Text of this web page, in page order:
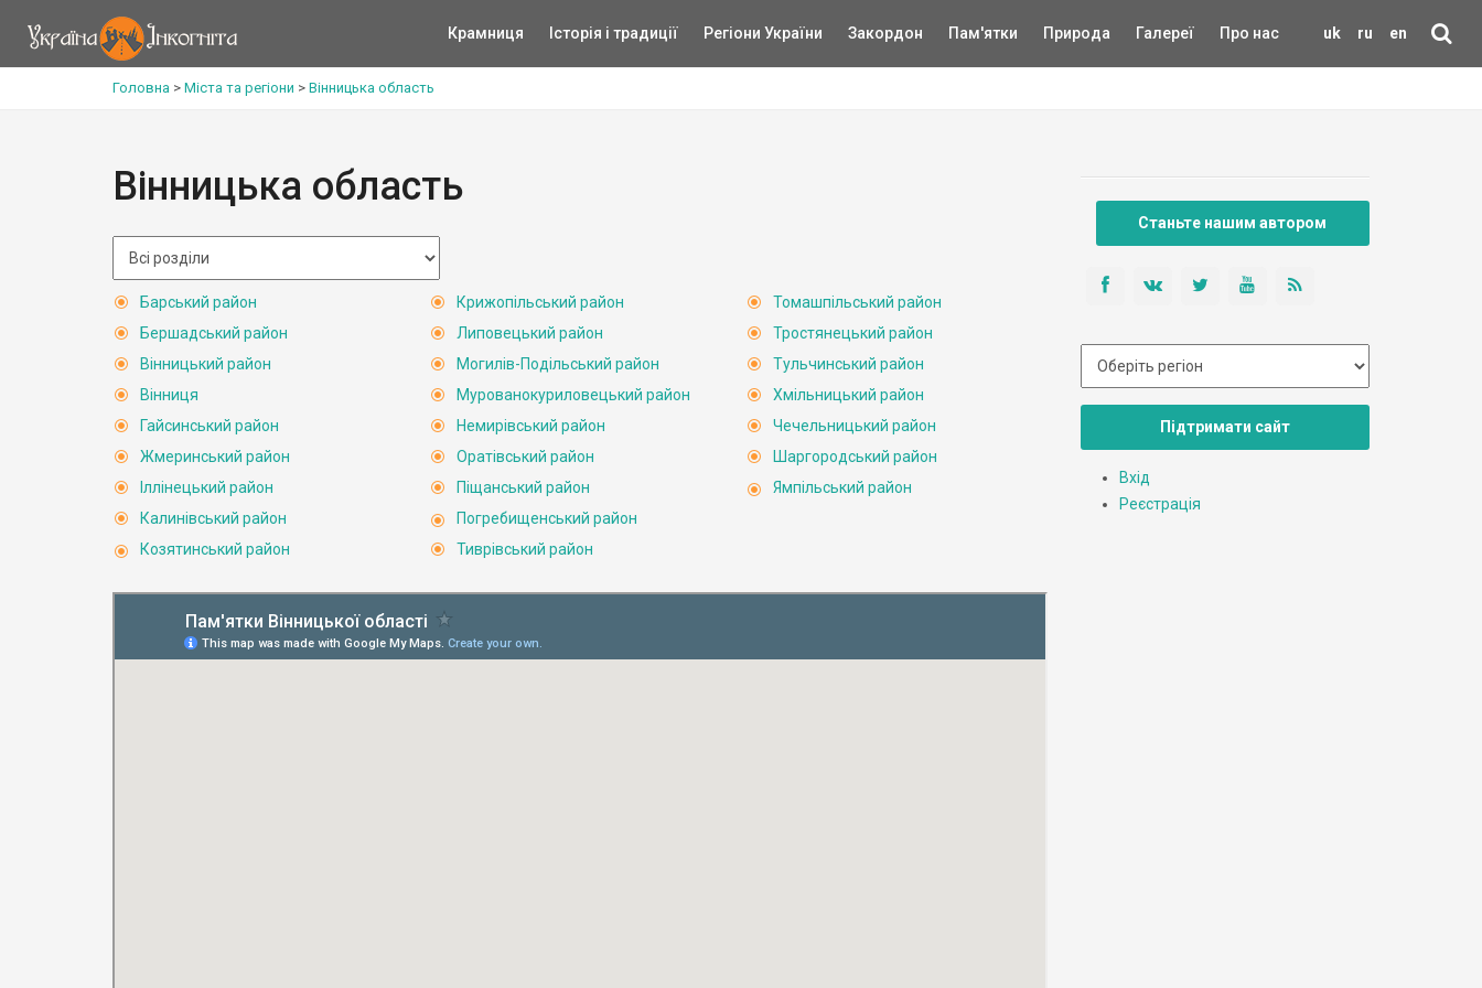
uk ru en
Крамниця Історія і традиції Регіони України Закордон Пам'ятки Природа Галереї Про нас
Головна > Міста та регіони > Вінницька область
Вінницька область
Барський район
Бершадський район
Вінницький район
Вінниця
Гайсинський район
Жмеринський район
Іллінецький район
Калинівський район
Козятинський район
Крижопільський район
Липовецький район
Могилів-Подільський район
Мурованокуриловецький район
Немирівський район
Оратівський район
Піщанський район
Погребищенський район
Тиврівський район
Томашпільський район
Тростянецький район
Тульчинський район
Хмільницький район
Чечельницький район
Шаргородський район
Ямпільський район
Станьте нашим автором
Підтримати сайт
Вхід
Реєстрація